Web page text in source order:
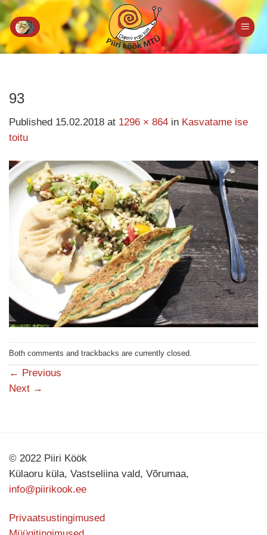
Skip
to
content
93
Published 15.02.2018 at 1296 × 864 in Kasvatame ise
toitu
Both comments and trackbacks are currently closed.
← Previous
Next →
© 2022 Piiri Köök
Külaoru küla, Vastseliina vald, Võrumaa,
info@piirikook.ee
Privaatsustingimused